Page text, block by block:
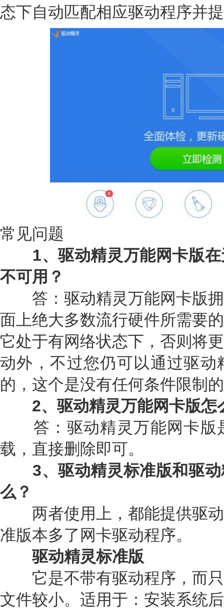
态下自动匹配相应驱动程序并
常见问题
1、驱动精灵万能网卡版在
不可用？
答：驱动精灵万能网卡版拥
面上绝大多数流行硬件所需要
它处于有网络状态下，否则将
动外，不过您仍可以通过驱
的，这个是没有任何条件限制
2、驱动精灵万能网卡版怎
答：驱动精灵万能网卡版
载，直接删除即可。
3、驱动精灵标准版和驱动
么？
两者使用上，都能提供驱动
准版本多了网卡驱动程序。
驱动精灵标准版
它是不带有驱动程序，而只
文件较小。适用于：安装系统